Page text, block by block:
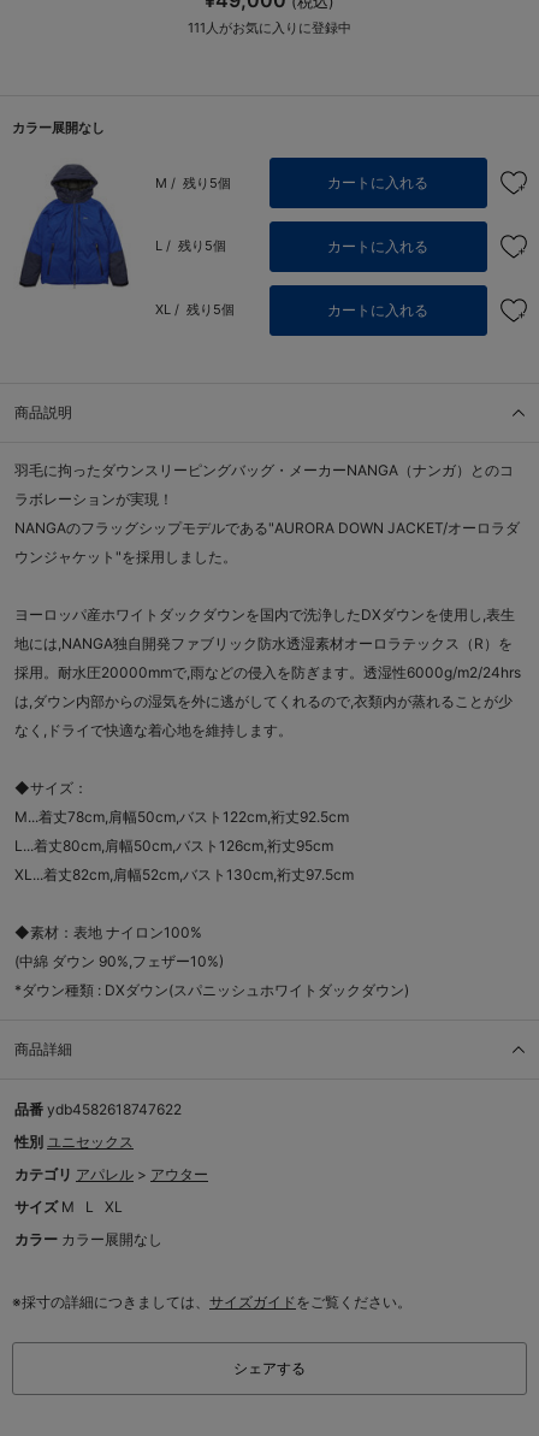
111 人がお気に入りに登録中
カラー展開なし
M / 残り5個 カートに入れる
L / 残り5個 カートに入れる
XL / 残り5個 カートに入れる
商品説明
羽毛に拘ったダウンスリーピングバッグ・メーカーNANGA（ナンガ）とのコ
ラボレーションが実現！
NANGAのフラッグシップモデルである"AURORA DOWN JACKET/オーロラダ
ウンジャケット"を採用しました。
ヨーロッパ産ホワイトダックダウンを国内で洗浄したDXダウンを使用し,表生
地には,NANGA独自開発ファブリック防水透湿素材オーロラテックス（R）を
採用。耐水圧20000mmで,雨などの侵入を防ぎます。透湿性6000g/m2/24hrs
は,ダウン内部からの湿気を外に逃がしてくれるので,衣類内が蒸れることが少
なく,ドライで快適な着心地を維持します。
◆サイズ：
M...着丈78cm,肩幅50cm,バスト122cm,裄丈92.5cm
L...着丈80cm,肩幅50cm,バスト126cm,裄丈95cm
XL...着丈82cm,肩幅52cm,バスト130cm,裄丈97.5cm
◆素材：表地 ナイロン100%
(中綿 ダウン 90%,フェザー10%)
*ダウン種類 : DXダウン(スパニッシュホワイトダックダウン)
商品詳細
品番 ydb4582618747622
性別 ユニセックス
カテゴリ アパレル > アウター
サイズ M L
XL
カラー カラー展開なし
※採寸の詳細につきましては、 サイズガイドをご覧ください。
シェアする